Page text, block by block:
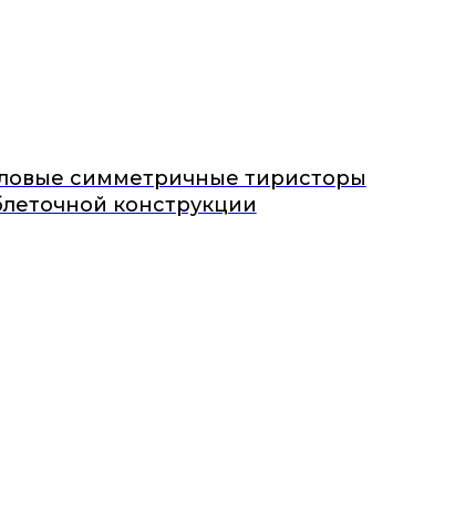
симметричные тиристоры
конструкции